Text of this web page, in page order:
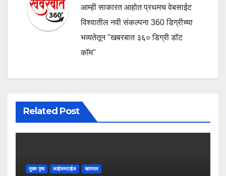
आम्ही साकारत आहोत प्रथमच वेबसाईट
विश्वातील नवी संकल्पना 360 डिग्रीच्या
भव्यतेतून "खबरबात ३६० डिग्री डॉट
कॉम"
Related Post
मुख्य पृष्ठ लाईफस्टाईल व्हायरल